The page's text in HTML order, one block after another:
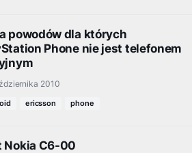
powodów dla których
Phone nie jest telefonem
2010
ericsson phone
Nokia C6-00